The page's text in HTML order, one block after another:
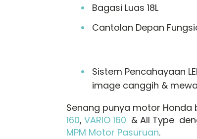
Bagasi Luas 18L
Cantolan Depan
Sistem Pencahayaan
image canggih &
Senang punya motor
160,VARIO 160 & All Type
MPM Motor Pasuruan.